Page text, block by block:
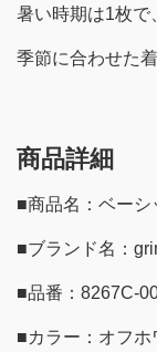
暑い時期は1枚で
季節に合わせた
商品詳細
■商品名：ベーシ
■ブランド名：
■品番：8267C-
■カラー：オフホ